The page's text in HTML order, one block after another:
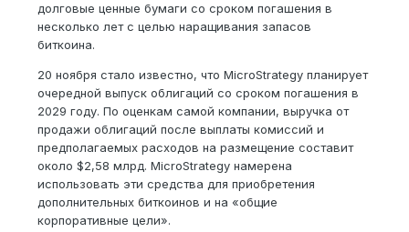
долговые ценные бумаги со сроком погашения в
несколько лет с целью наращивания запасов
биткоина.
20 ноября стало известно, что MicroStrategy планирует
очередной выпуск облигаций со сроком погашения в
2029 году. По оценкам самой компании, выручка от
продажи облигаций после выплаты комиссий и
предполагаемых расходов на размещение составит
около $2,58 млрд. MicroStrategy намерена
использовать эти средства для приобретения
дополнительных биткоинов и на «общие
корпоративные цели».